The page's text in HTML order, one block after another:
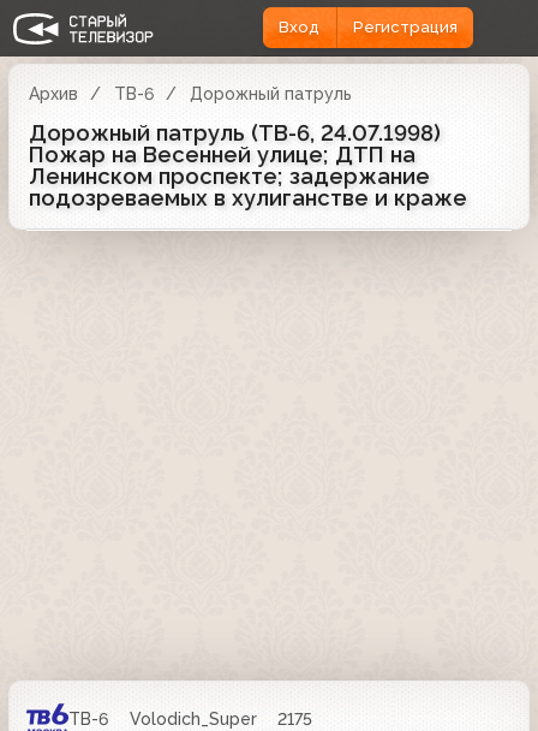
Вход Регистрация
Архив ТВ-6 Дорожный патруль
Дорожный патруль (ТВ-6, 24.07.1998)
Пожар на Весенней улице; ДТП на
Ленинском проспекте; задержание
подозреваемых в хулиганстве и краже
ТВ-6 Volodich_Super
2175